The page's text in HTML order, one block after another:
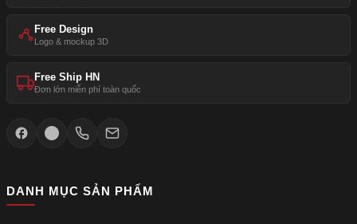
Free Design
Logo & mockup 3D
Free Ship HN
Đơn lớn miễn phí toàn quốc
DANH MỤC SẢN PHẨM